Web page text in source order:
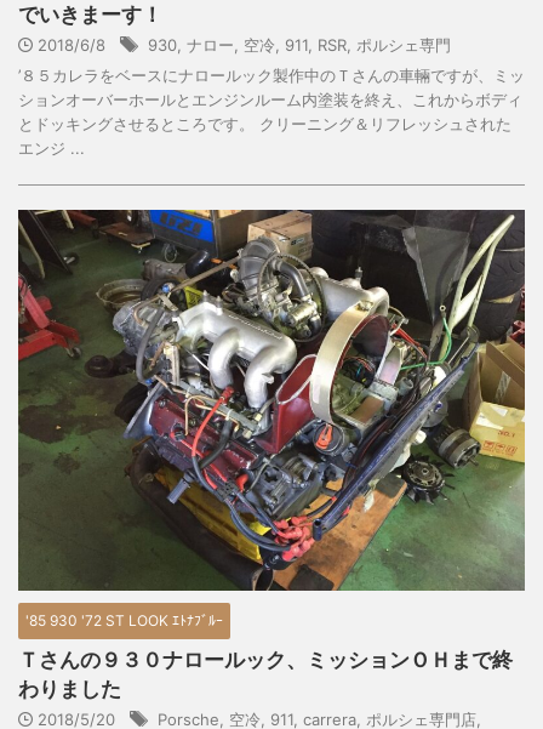
でいきまーす！
2018/6/8 930 ナロー 空冷 911 RSR ポルシェ専門
’８５カレラをベースにナロールック製作中のＴさんの車輛ですが、ミッ
ションオーバーホールとエンジンルーム内塗装を終え、これからボディ
とドッキングさせるところです。 クリーニング＆リフレッシュされた
エンジ ...
'85 930 '72 ST LOOK ｴﾄﾅﾌﾞﾙｰ
Ｔさんの９３０ナロールック、ミッションＯＨまで終
わりました
2018/5/20 Porsche 空冷 911 carrera ポルシェ専門店